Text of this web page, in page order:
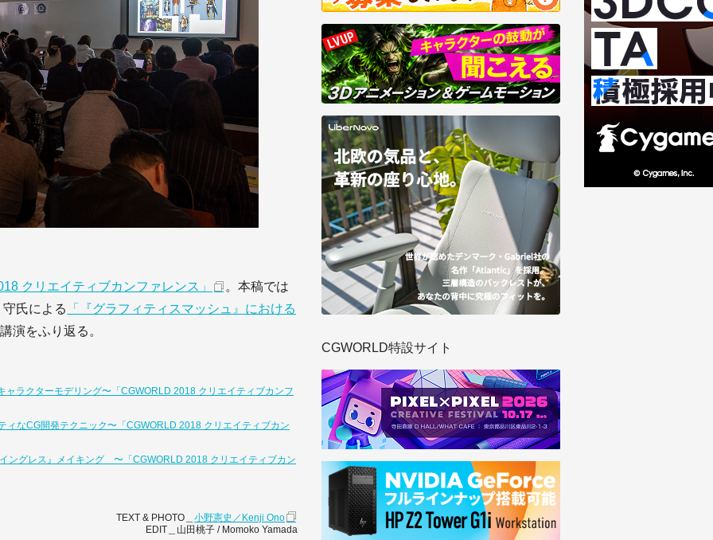
クリエイティブカンファレンス」
。本稿では
氏による
「『グラフィティスマッシュ』における
講演をふり返る。
ラクターモデリング〜「CGWORLD 2018 クリエイティブカンフ
なCG開発テクニック〜「CGWORLD 2018 クリエイティブカン
ングレス』メイキング 〜「CGWORLD 2018 クリエイティブカン
TEXT & PHOTO＿ 小野憲史／Kenji Ono
EDIT＿山田桃子 / Momoko Yamada
CGWORLD特設サイト